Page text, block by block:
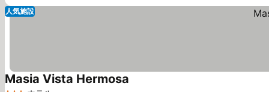
人気施設
Masia Vista Hermosa